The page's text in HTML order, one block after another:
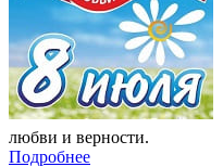
любви и верности.
Подробнее